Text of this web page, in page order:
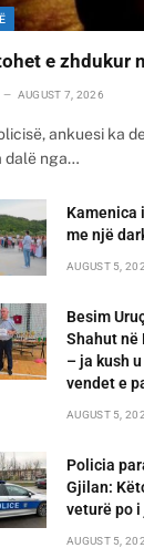
e zhdukur
AUGUST 7, 2026
ankuesi ka
dalë nga…
Kamenica
me një
AUGUST 5,
Besim
Shahut në
– ja kush
vendet e
AUGUST 5,
Policia
Gjilan:
veturë po
AUGUST 5,